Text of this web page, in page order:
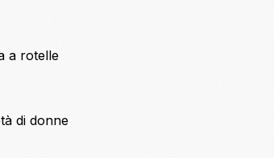
a rotelle
di donne